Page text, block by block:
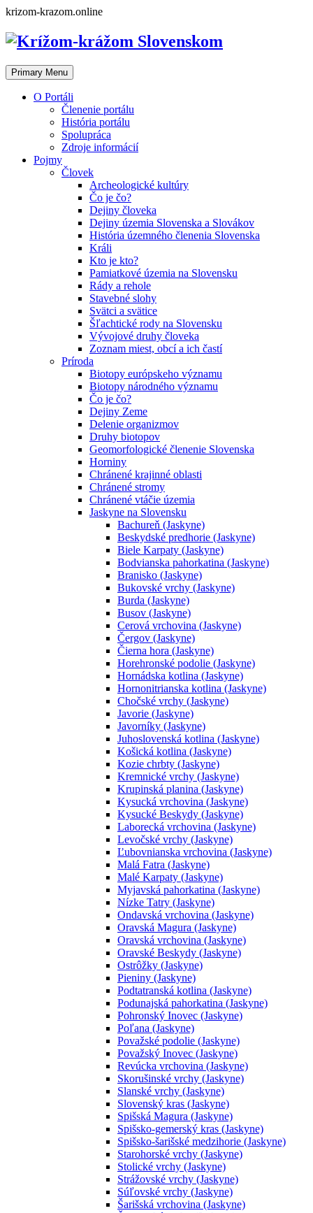
Skip
content
krizom-krazom.online
Primary Menu
O Portáli
Členenie portálu
História portálu
Spolupráca
Zdroje informácií
Pojmy
Človek
Archeologické kultúry
Čo je čo?
Dejiny človeka
Dejiny územia Slovenska a Slovákov
História územného členenia Slovenska
Králi
Kto je kto?
Pamiatkové územia na Slovensku
Rády a rehole
Stavebné slohy
Svätci a svätice
Šľachtické rody na Slovensku
Vývojové druhy človeka
Zoznam miest, obcí a ich častí
Príroda
Biotopy európskeho významu
Biotopy národného významu
Čo je čo?
Dejiny Zeme
Delenie organizmov
Druhy biotopov
Geomorfologické členenie Slovenska
Horniny
Chránené krajinné oblasti
Chránené stromy
Chránené vtáčie územia
Jaskyne na Slovensku
Bachureň (Jaskyne)
Beskydské predhorie (Jaskyne)
Biele Karpaty (Jaskyne)
Bodvianska pahorkatina (Jaskyne)
Branisko (Jaskyne)
Bukovské vrchy (Jaskyne)
Burda (Jaskyne)
Busov (Jaskyne)
Cerová vrchovina (Jaskyne)
Čergov (Jaskyne)
Čierna hora (Jaskyne)
Horehronské podolie (Jaskyne)
Hornádska kotlina (Jaskyne)
Hornonitrianska kotlina (Jaskyne)
Chočské vrchy (Jaskyne)
Javorie (Jaskyne)
Javorníky (Jaskyne)
Juhoslovenská kotlina (Jaskyne)
Košická kotlina (Jaskyne)
Kozie chrbty (Jaskyne)
Kremnické vrchy (Jaskyne)
Krupinská planina (Jaskyne)
Kysucká vrchovina (Jaskyne)
Kysucké Beskydy (Jaskyne)
Laborecká vrchovina (Jaskyne)
Levočské vrchy (Jaskyne)
Ľubovnianska vrchovina (Jaskyne)
Malá Fatra (Jaskyne)
Malé Karpaty (Jaskyne)
Myjavská pahorkatina (Jaskyne)
Nízke Tatry (Jaskyne)
Ondavská vrchovina (Jaskyne)
Oravská Magura (Jaskyne)
Oravská vrchovina (Jaskyne)
Oravské Beskydy (Jaskyne)
Ostrôžky (Jaskyne)
Pieniny (Jaskyne)
Podtatranská kotlina (Jaskyne)
Podunajská pahorkatina (Jaskyne)
Pohronský Inovec (Jaskyne)
Poľana (Jaskyne)
Považské podolie (Jaskyne)
Považský Inovec (Jaskyne)
Revúcka vrchovina (Jaskyne)
Skorušinské vrchy (Jaskyne)
Slanské vrchy (Jaskyne)
Slovenský kras (Jaskyne)
Spišská Magura (Jaskyne)
Spišsko-gemerský kras (Jaskyne)
Spišsko-šarišské medzihorie (Jaskyne)
Starohorské vrchy (Jaskyne)
Stolické vrchy (Jaskyne)
Strážovské vrchy (Jaskyne)
Súľovské vrchy (Jaskyne)
Šarišská vrchovina (Jaskyne)